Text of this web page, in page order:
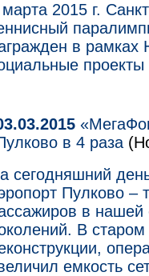
2015 г.
в
проекты
в 4 раза
сегодняшний
Пулково –
в нашей
В
емкость